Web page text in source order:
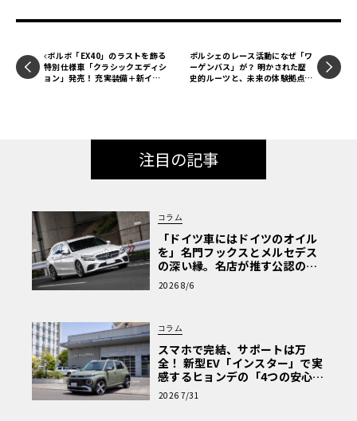
ボルボ「EX40」のラストを飾る
特別仕様車「クラシックエディシ
ョン」発売！ 充実装備＋新イン
ポルシェのレース活動になぜ「ワ
ーゲンバス」が？ 明かされた歴
史的ルーツと、未来の体験拠点
注目の記事
コラム
「ドイツ車にはドイツのオイル
を」名門フックスとメルセデス
の深い縁。名店が推す公認の安
心と、Cクラスで味わうシルキー
な走り〈PR〉
2026 8/6
コラム
スマホで完結、サポートは万
全！ 新型EV「インスター」で実
感するヒョンデの「4つの安心」
【第1回・ヒョンデ6つの疑問：
Why? Hyundai?】〈PR〉
2026 7/31